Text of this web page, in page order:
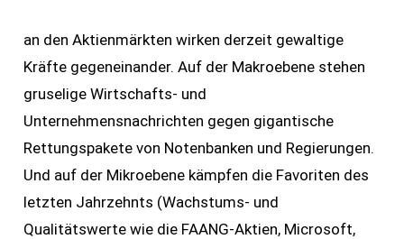
an den Aktienmärkten wirken derzeit gewaltige
Kräfte gegeneinander. Auf der Makroebene stehen
gruselige Wirtschafts- und
Unternehmensnachrichten gegen gigantische
Rettungspakete von Notenbanken und Regierungen.
Und auf der Mikroebene kämpfen die Favoriten des
letzten Jahrzehnts (Wachstums- und
Qualitätswerte wie die FAANG-Aktien, Microsoft,